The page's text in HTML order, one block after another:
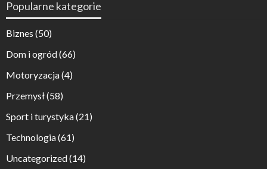
Popularne kategorie
Biznes (50)
Dom i ogród(66)
Motoryzacja(4)
Przemysł(58)
Sport i turystyka(21)
Technologia(61)
Uncategorized(14)